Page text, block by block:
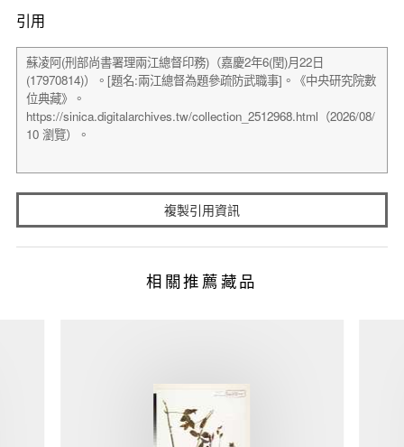
引用
複製引用資訊
相關推薦藏品